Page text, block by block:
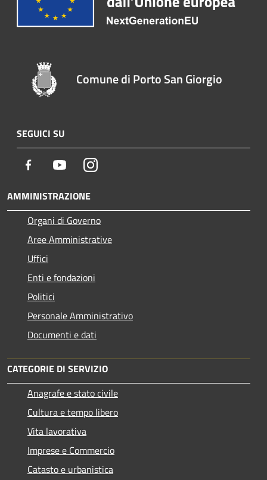
Comune di Porto San Giorgio
SEGUICI SU
Facebook YoutubeInstagram
AMMINISTRAZIONE
Organi di Governo
Aree Amministrative
Uffici
Enti e fondazioni
Politici
Personale Amministrativo
Documenti e dati
CATEGORIE DI SERVIZIO
Anagrafe e stato civile
Cultura e tempo libero
Vita lavorativa
Imprese e Commercio
Catasto e urbanistica